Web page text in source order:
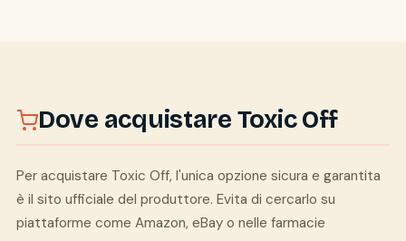
Dove acquistare Toxic Off
Per acquistare Toxic Off, l'unica opzione sicura e garantita
è il sito ufficiale del produttore. Evita di cercarlo su
piattaforme come Amazon, eBay o nelle farmacie